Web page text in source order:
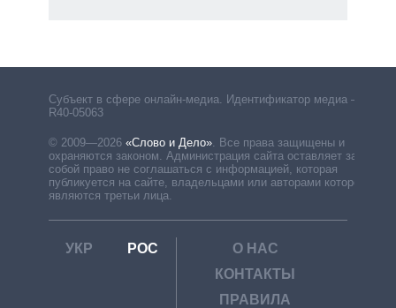
Субъект в сфере онлайн-медиа. Идентификатор медиа –
R40-05063
© 2009—2026 «Слово и Дело». Все права защищены и
охраняются законом. Администрация сайта оставляет за
собой право не соглашаться с информацией, которая
публикуется на сайте, владельцами или авторами которой
являются третьи лица.
УКР РОС
О НАС
КОНТАКТЫ
ПРАВИЛА